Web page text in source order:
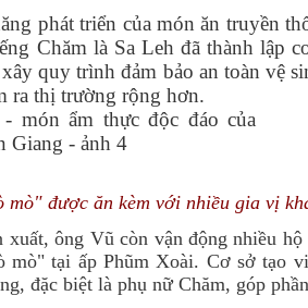
phát triển của món ăn truyền
Chăm là Sa Leh đã thành lập
quy trình đảm bảo an toàn vệ
ra thị trường rộng hơn.
mò" được ăn kèm với nhiều gia vị
xuất, ông Vũ còn vận động nhiều
mò" tại ấp Phũm Xoài. Cơ sở tạo
đặc biệt là phụ nữ Chăm, góp